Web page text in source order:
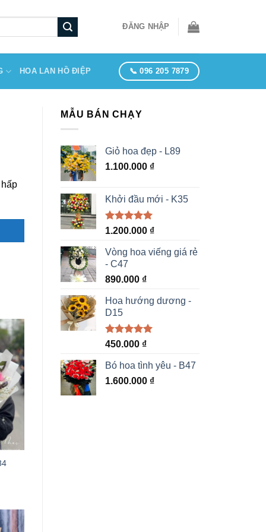
ĐĂNG NHẬP
HOA LAN HỒ ĐIỆP 📞 096 205 7879
MẪU BÁN CHẠY
Giỏ hoa đẹp - L89
1.100.000 ₫
Khởi đầu mới - K35
Được xếp
5 sao
1.200.000 ₫
Vòng hoa viếng giá rẻ
- C47
890.000 ₫
Hoa hướng dương -
D15
Được xếp
5 sao
450.000 ₫
Bó hoa tình yêu - B47
1.600.000 ₫